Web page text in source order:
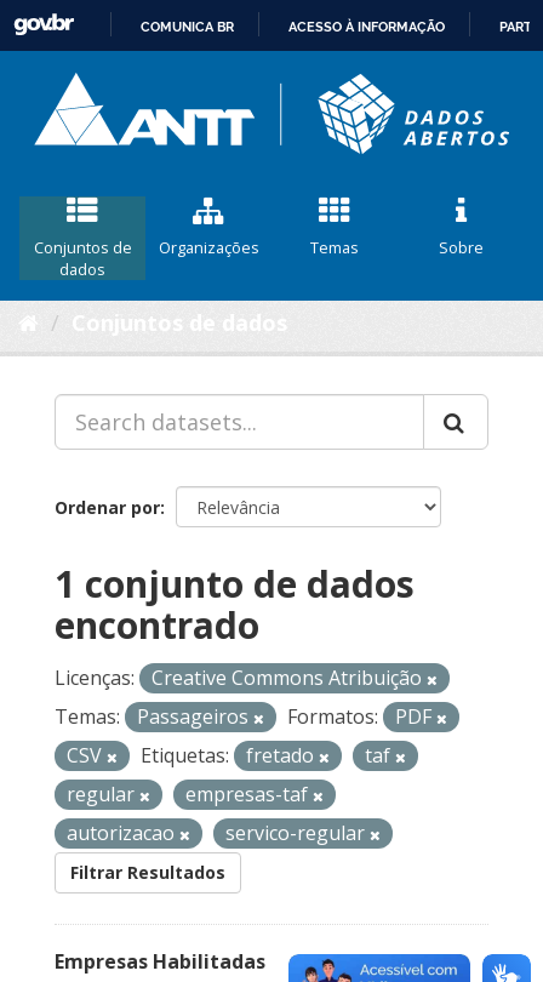
CONTEÚDO
COMUNICA BR ACESSO À INFORMAÇÃO
Conjuntos de
dados
Organizações Temas Sobre
Ordenar por
1 conjunto de dados
encontrado
Licenças:
Creative Commons Atribuição
Temas:
Passageiros Formatos:
PDF
CSV
Etiquetas: fretado
taf
regular
empresas-taf
autorizacao
servico-regular
Filtrar Resultados
Empresas Habilitadas